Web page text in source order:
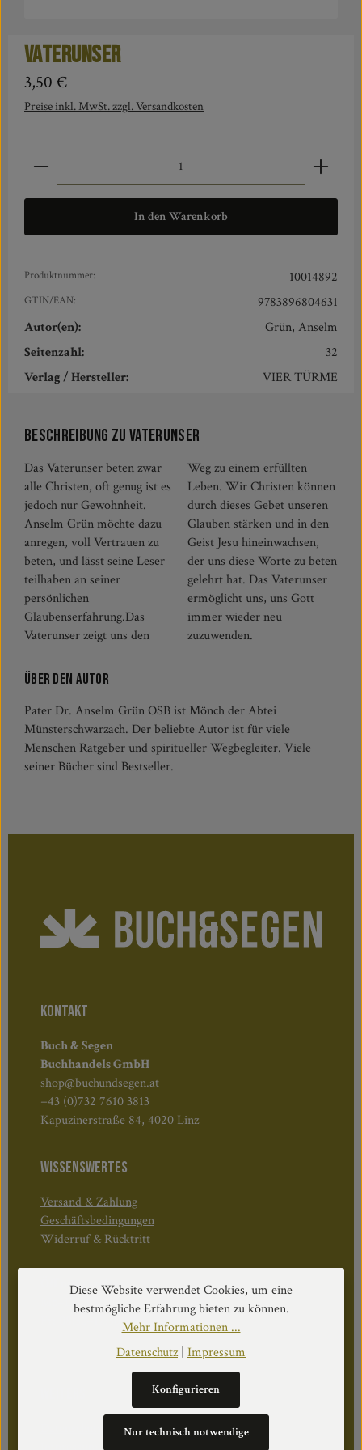
Vaterunser
Regulärer Preis:
3,50 €
Preise inkl. MwSt. zzgl. Versandkosten
Produkt Anzahl: Gib den gewünschten Wert ein oder
In den Warenkorb
Produktnummer: 10014892
GTIN/EAN:
9783896804631
Autor(en):
Grün, Anselm
Seitenzahl:
32
Verlag / Hersteller:
VIER TÜRME
Beschreibung zu Vaterunser
Das Vaterunser beten zwar
alle Christen, oft genug ist es
jedoch nur Gewohnheit.
Anselm Grün möchte dazu
anregen, voll Vertrauen zu
beten, und lässt seine Leser
teilhaben an seiner
persönlichen
Glaubenserfahrung.Das
Vaterunser zeigt uns den
Weg zu einem erfüllten
Leben. Wir Christen können
durch dieses Gebet unseren
Glauben stärken und in den
Geist Jesu hineinwachsen,
der uns diese Worte zu beten
gelehrt hat. Das Vaterunser
ermöglicht uns, uns Gott
immer wieder neu
zuzuwenden.
Über den Autor
Pater Dr. Anselm Grün OSB ist Mönch der Abtei
Münsterschwarzach. Der beliebte Autor ist für viele
Menschen Ratgeber und spiritueller Wegbegleiter. Viele
seiner Bücher sind Bestseller.
KONTAKT
Buch & Segen
Buchhandels GmbH
shop@buchundsegen.at
+43 (0)732 7610 3813
Kapuzinerstraße 84, 4020 Linz
WISSENSWERTES
Versand & Zahlung
Geschäftsbedingungen
Widerruf & Rücktritt
Öffnungszeiten:
Mo–Do: 08:30–17:00 Uhr
Fr: 08:30–12:30 Uhr
Diese Website verwendet Cookies, um eine
bestmögliche Erfahrung bieten zu können.
Mehr Informationen ...
Datenschutz| Impressum
Nur technisch notwendige
Konfigurieren